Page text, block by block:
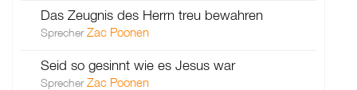
Das Zeugnis des Herrn treu bewahren
SprecherZac Poonen
Seid so gesinnt wie es Jesus war
SprecherZac Poonen